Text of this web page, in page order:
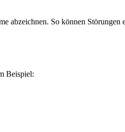
So können Störungen
Beispiel: